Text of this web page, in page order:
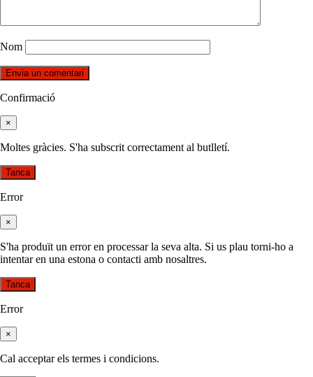
Nom
Confirmació
×
Moltes gràcies. S'ha subscrit correctament al butlletí.
Tanca
Error
×
S'ha produït un error en processar la seva alta. Si us plau torni-ho a
intentar en una estona o contacti amb nosaltres.
Tanca
Error
×
Cal acceptar els termes i condicions.